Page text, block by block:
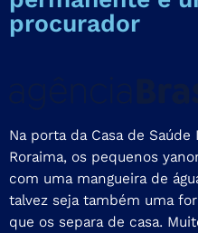
procurador
Na porta da Casa de Saúde
Roraima, os pequenos
com uma mangueira de
talvez seja também uma
que os separa de casa.